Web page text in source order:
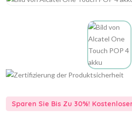
Sparen Sie Bis Zu 30%!